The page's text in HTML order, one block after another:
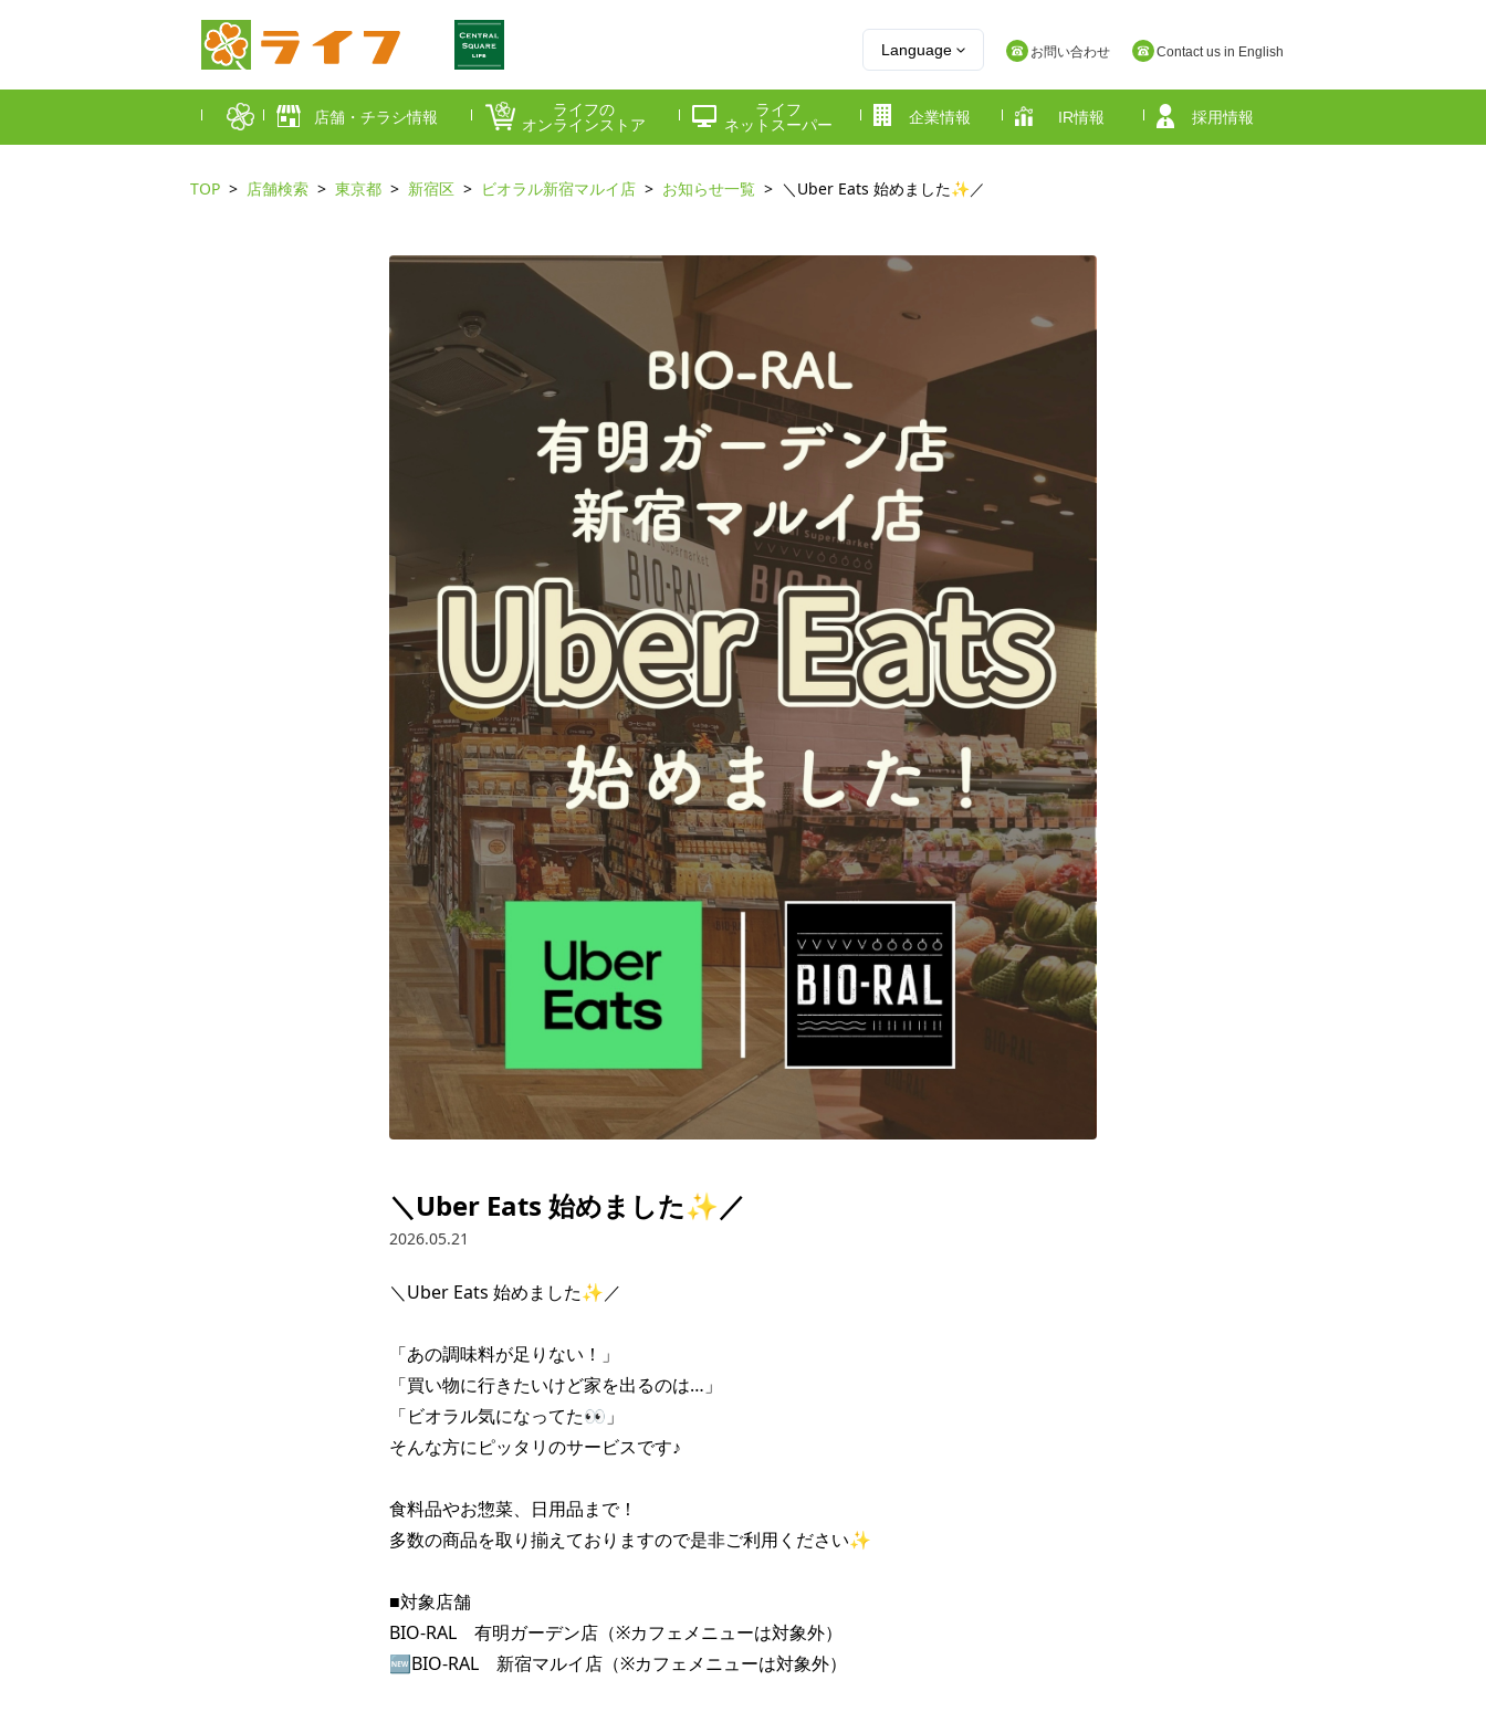
Language お問い合わせ Contact us in English
店舗・チラシ情報
大阪府 京都府 兵庫県
ライフの
オンラインストア
ライフ
ネットスーパー
企業情報 IR情報 採用情報
TOP 店舗検索 東京都 新宿区 ビオラル新宿マルイ店 お知らせ一覧 ＼Uber Eats 始めました✨／
＼Uber Eats 始めました✨／
2026.05.21
＼Uber Eats 始めました✨／
「あの調味料が足りない！」
「買い物に行きたいけど家を出るのは…」
「ビオラル気になってた👀」
そんな方にピッタリのサービスです♪
食料品やお惣菜、日用品まで！
多数の商品を取り揃えておりますので是非ご利用ください✨
■対象店舗
BIO-RAL　有明ガーデン店（※カフェメニューは対象外）
🆕BIO-RAL　新宿マルイ店（※カフェメニューは対象外）